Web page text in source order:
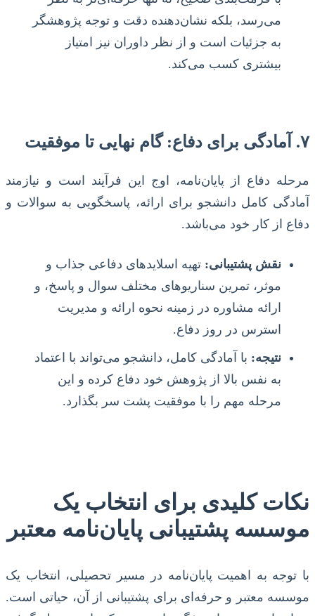
می‌رسد، بلکه نشان‌دهنده دقت و توجه پژوهشگر
به جزئیات است و از نظر داوران نیز امتیاز
بیشتری کسب می‌کند.
۷. آمادگی برای دفاع: گام نهایی تا موفقیت
مرحله دفاع از پایان‌نامه، اوج این فرآیند است و نیازمند
آمادگی کامل دانشجو برای ارائه، پاسخگویی به سوالات و
دفاع از کار خود می‌باشد.
نقش پشتیبانی: تهیه اسلایدهای دفاعی جذاب و
موثر، تمرین سناریوهای مختلف سوال و پاسخ، و
ارائه مشاوره در زمینه نحوه ارائه و مدیریت
استرس در روز دفاع.
نتیجه: با آمادگی کامل، دانشجو می‌تواند با اعتماد
به نفس بالا از پژوهش خود دفاع کرده و این
مرحله مهم را با موفقیت پشت سر بگذارد.
نکات کلیدی برای انتخاب یک
موسسه پشتیبانی پایان‌نامه معتبر
با توجه به اهمیت پایان‌نامه در مسیر تحصیلی، انتخاب یک
موسسه معتبر و حرفه‌ای برای پشتیبانی از آن، حیاتی است.